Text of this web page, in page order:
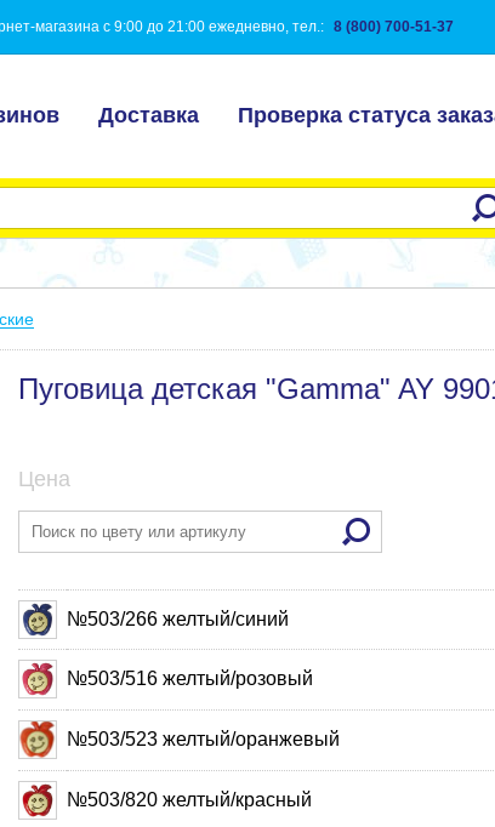
магазина с 9:00 до 21:00 ежедневно, тел.: 8 (800) 700-51-37
Доставка Проверка статуса
Пуговица детская "Gamma" AY
Цена
№503/266 желтый/синий
№503/516 желтый/розовый
№503/523 желтый/оранжевый
№503/820 желтый/красный